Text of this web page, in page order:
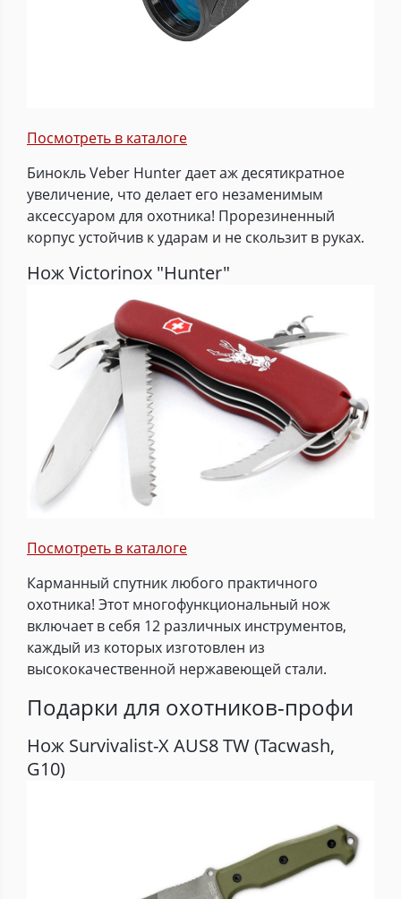
Посмотреть в каталоге
Бинокль Veber Hunter дает аж десятикратное
увеличение, что делает его незаменимым
аксессуаром для охотника! Прорезиненный
корпус устойчив к ударам и не скользит в руках.
Нож Victorinox "Hunter"
Посмотреть в каталоге
Карманный спутник любого практичного
охотника! Этот многофункциональный нож
включает в себя 12 различных инструментов,
каждый из которых изготовлен из
высококачественной нержавеющей стали.
Подарки для охотников-профи
Нож Survivalist-X AUS8 TW (Tacwash,
G10)